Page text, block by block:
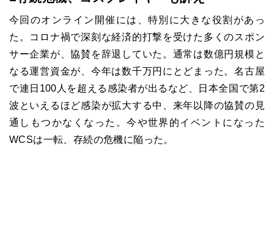
今回のオンライン開催には、特別に大きな役割があっ
た。コロナ禍で深刻な経済的打撃を受けた多くのスポン
サー企業が、協賛を辞退していた。通常は数億円規模と
なる運営資金が、今年は数千万円にとどまった。名古屋
で連日100人を超える感染者が出るなど、日本全国で第2
波といえるほど感染が拡大する中、来年以降の協賛の見
通しもつかなくなった。今や世界的イベントになった
WCSは一転、存続の危機に陥った。